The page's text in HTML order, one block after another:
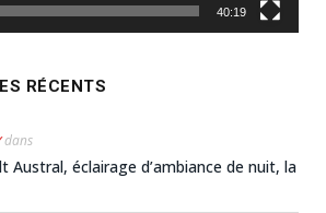
40:19
RÉCENTS
dans
Austral, éclairage d’ambiance de nuit, la